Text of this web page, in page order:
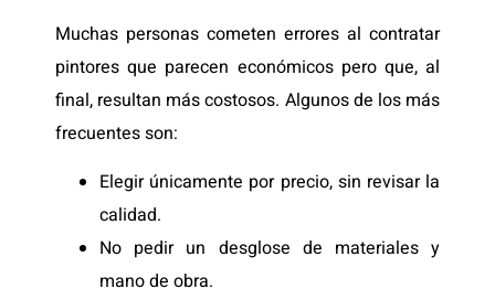
Muchas personas cometen errores al contratar
pintores que parecen económicos pero que, al
final, resultan más costosos. Algunos de los más
frecuentes son:
Elegir únicamente por precio, sin revisar la
calidad.
No pedir un desglose de materiales y
mano de obra.